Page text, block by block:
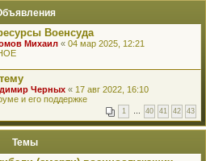
Военсуда
Михаил « 04 мар 2025, 12:21
Черных « 17 авг 2022, 16:10
и его поддержке
1 … 40 41 42 43
Темы